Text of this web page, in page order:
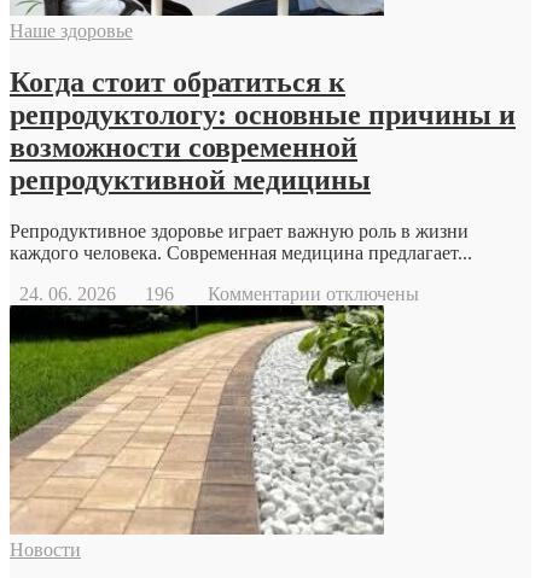
Наше здоровье
Когда стоит обратиться к
репродуктологу: основные причины и
возможности современной
репродуктивной медицины
Репродуктивное здоровье играет важную роль в жизни
каждого человека. Современная медицина предлагает...
24. 06. 2026
196 Комментарии к
записи
Когда
стоит
обратиться
к
репродуктологу:
основные
причины
и
возможности
современной
отключены
Новости